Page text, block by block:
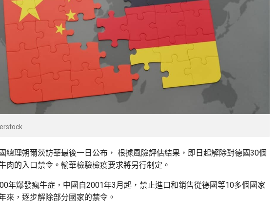
總理朔爾茨訪華最後一日公布， 根據風險評估結果，即日起解除對德國30個
肉的入口禁令。輸華檢驗檢疫要求將另行制定。
年爆發瘋牛症，中國自2001年3月起，禁止進口和銷售從德國等10多個國家
來，逐步解除部分國家的禁令。